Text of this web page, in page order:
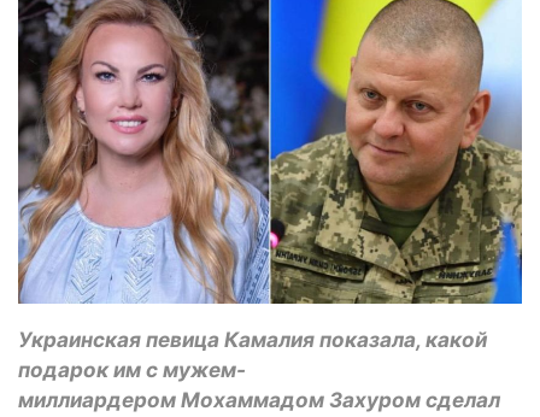
Украинская певица Камалия показала, какой
подарок им с мужем-
миллиардером Мохаммадом Захуром сделал